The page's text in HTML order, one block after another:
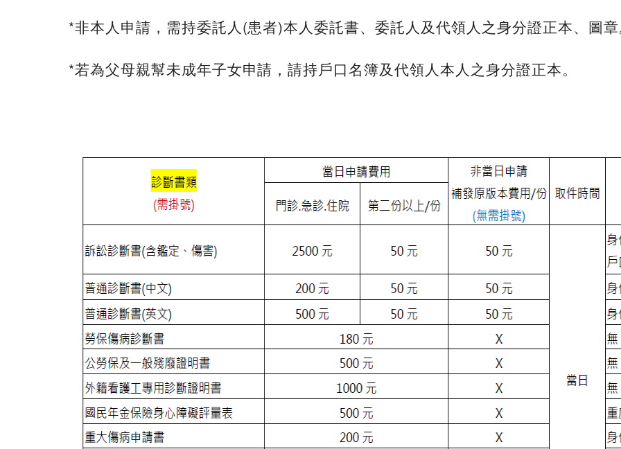
*非本人申請，需持委託人(患者)本人委託書、委託人及代領人之身分證正本、圖
*若為父母親幫未成年子女申請，請持戶口名簿及代領人本人之身分證正本。